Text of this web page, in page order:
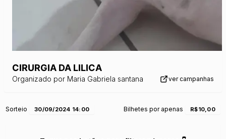
CIRURGIA DA LILICA
Organizado por Maria Gabriela santana ver campanhas
Sorteio 30/09/2024 14:00 Bilhetes por apenas R$10,00